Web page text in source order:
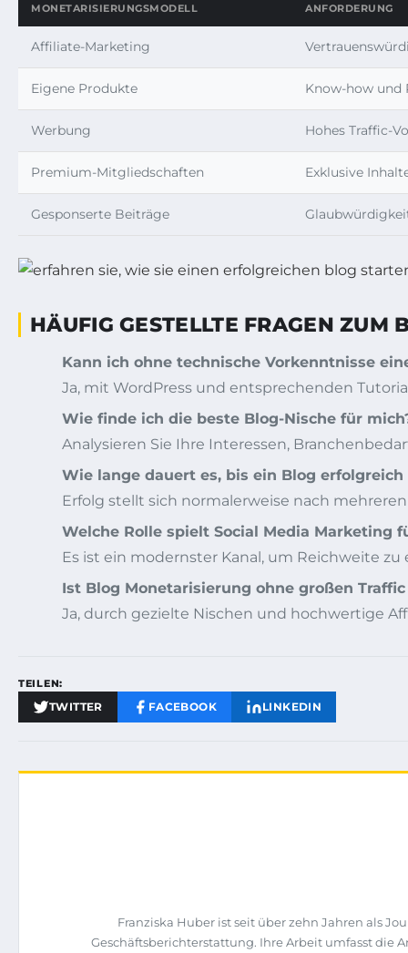
MONETARISIERUNGSMODELL ANFORDERUNG
Affiliate-Marketing
Eigene Produkte Know-how
Werbung Hohes Traffic-
Premium-Mitgliedschaften Exklusive
Gesponserte Beiträge
HÄUFIG GESTELLTE FRAGEN ZUM
Kann ich ohne technische Vorkenntnisse
Ja, mit WordPress und entsprechenden
Wie finde ich die beste Blog-Nische für
Analysieren Sie Ihre Interessen,
Wie lange dauert es, bis ein Blog erfolgreich
Erfolg stellt sich normalerweise nach
Welche Rolle spielt Social Media Marketing
Es ist ein modernster Kanal, um Reichweite
Ist Blog Monetarisierung ohne großen
Ja, durch gezielte Nischen und hochwertige
TEILEN:
TWITTER FACEBOOK LINKEDIN
Franziska Huber ist seit über zehn Jahren als
Geschäftsberichterstattung. Ihre Arbeit umfasst